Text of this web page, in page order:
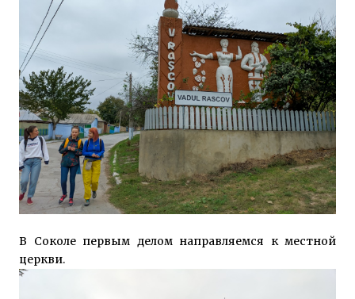
В Соколе первым делом направляемся к местной
церкви.